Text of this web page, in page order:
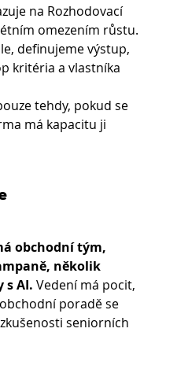
na Rozhodovací
omezením růstu.
definujeme výstup,
kritéria a vlastníka
tehdy, pokud se
má kapacitu ji
obchodní tým,
několik
s AI. Vedení má pocit,
poradě se
seniorních